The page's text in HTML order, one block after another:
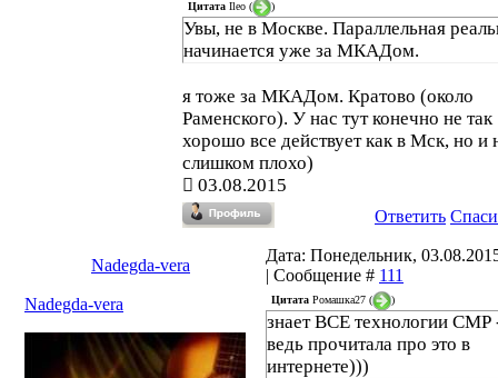
Цитата Ileo ( )
Увы, не в Москве. Параллельная
начинается уже за МКАДом.
я тоже за МКАДом. Кратово (около
Раменского). У нас тут конечно не так
хорошо все действует как в Мск, но и
слишком плохо)
03.08.2015
Ответить
Nadegda-vera
Дата: Понедельник,
| Сообщение # 111
Nadegda-vera
Цитата Ромашка27 ( )
знает ВСЕ технологии СМР
ведь прочитала про это в
интернете)))